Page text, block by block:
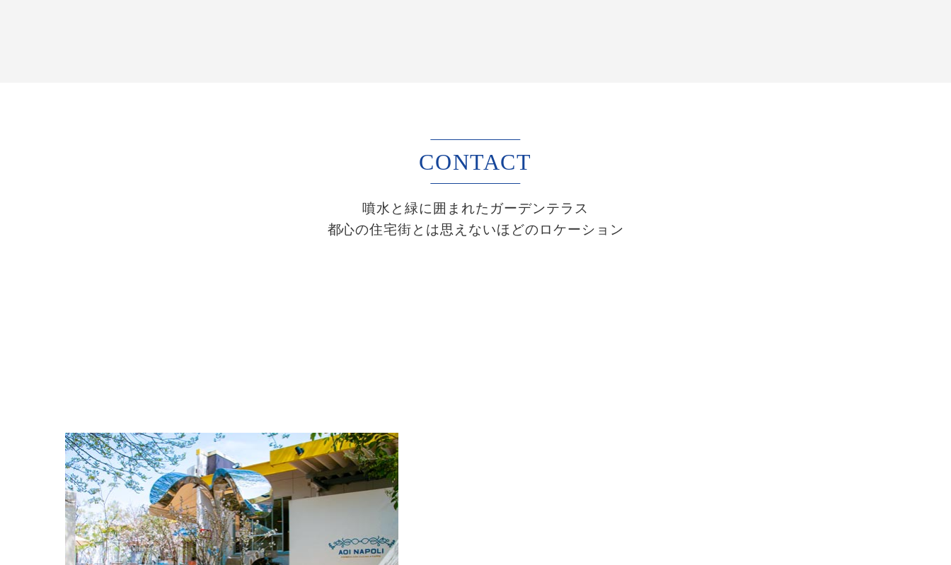
CONTACT
噴水と緑に囲まれたガーデンテラス
都心の住宅街とは思えないほどのロケーション